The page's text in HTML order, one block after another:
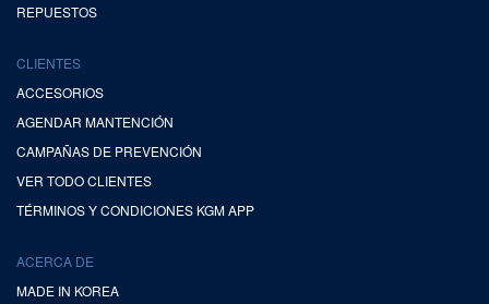
REPUESTOS
CLIENTES
ACCESORIOS
AGENDAR MANTENCIÓN
CAMPAÑAS DE PREVENCIÓN
VER TODO CLIENTES
TÉRMINOS Y CONDICIONES KGM APP
ACERCA DE
MADE IN KOREA